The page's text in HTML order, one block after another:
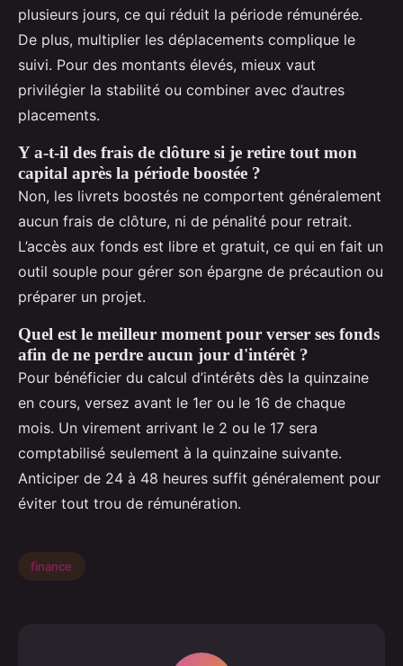
plusieurs jours, ce qui réduit la période rémunérée.
De plus, multiplier les déplacements complique le
suivi. Pour des montants élevés, mieux vaut
privilégier la stabilité ou combiner avec d’autres
placements.
Y a-t-il des frais de clôture si je retire tout mon
capital après la période boostée ?
Non, les livrets boostés ne comportent généralement
aucun frais de clôture, ni de pénalité pour retrait.
L’accès aux fonds est libre et gratuit, ce qui en fait un
outil souple pour gérer son épargne de précaution ou
préparer un projet.
Quel est le meilleur moment pour verser ses fonds
afin de ne perdre aucun jour d'intérêt ?
Pour bénéficier du calcul d’intérêts dès la quinzaine
en cours, versez avant le 1er ou le 16 de chaque
mois. Un virement arrivant le 2 ou le 17 sera
comptabilisé seulement à la quinzaine suivante.
Anticiper de 24 à 48 heures suffit généralement pour
éviter tout trou de rémunération.
finance